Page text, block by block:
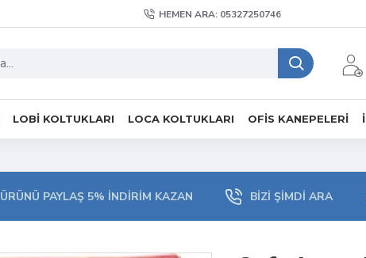
HEMEN ARA: 05327250746
LOBI KOLTUKLARI LOCA KOLTUKLARI OFIS KANEPELERI
ÜRÜNÜ PAYLAŞ 5% İNDIRIM KAZAN BIZI ŞIMDI ARA